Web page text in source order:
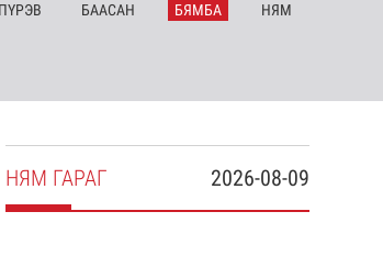
ПҮРЭВ БААСАН БЯМБА НЯМ
2026-08-09
НЯМ ГАРАГ